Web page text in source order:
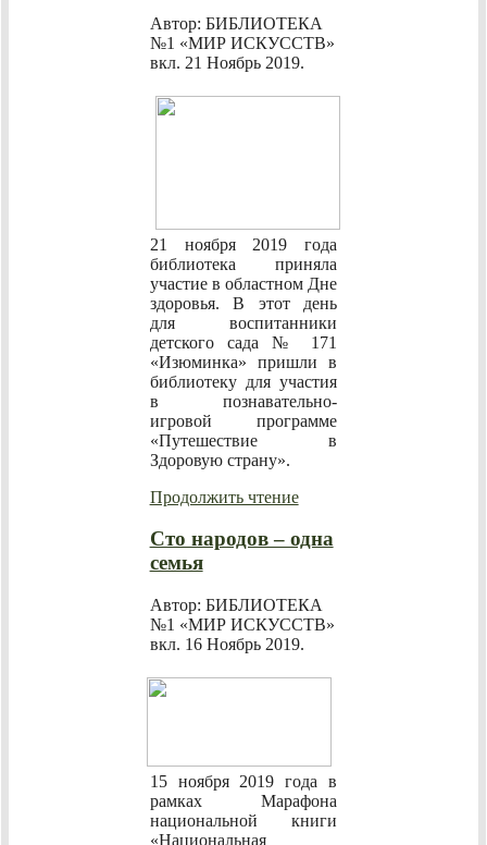
Автор: БИБЛИОТЕКА
№1 «МИР ИСКУССТВ»
вкл. 21 Ноябрь 2019.
21 ноября 2019 года
библиотека приняла
участие в областном Дне
здоровья. В этот день
для воспитанники
детского сада № 171
«Изюминка» пришли в
библиотеку для участия
в познавательно-
игровой программе
«Путешествие в
Здоровую страну».
Продолжить чтение
Сто народов – одна
семья
Автор: БИБЛИОТЕКА
№1 «МИР ИСКУССТВ»
вкл. 16 Ноябрь 2019.
15 ноября 2019 года в
рамках Марафона
национальной книги
«Национальная